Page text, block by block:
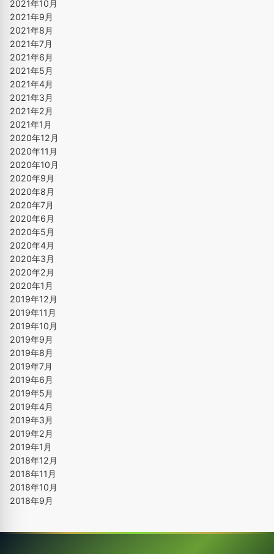
2021年10月
2021年9月
2021年8月
2021年7月
2021年6月
2021年5月
2021年4月
2021年3月
2021年2月
2021年1月
2020年12月
2020年11月
2020年10月
2020年9月
2020年8月
2020年7月
2020年6月
2020年5月
2020年4月
2020年3月
2020年2月
2020年1月
2019年12月
2019年11月
2019年10月
2019年9月
2019年8月
2019年7月
2019年6月
2019年5月
2019年4月
2019年3月
2019年2月
2019年1月
2018年12月
2018年11月
2018年10月
2018年9月